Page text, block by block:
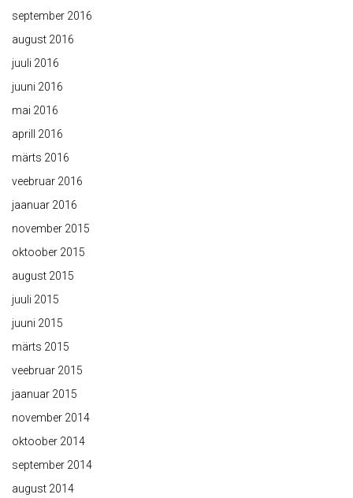
september 2016
august 2016
juuli 2016
juuni 2016
mai 2016
aprill 2016
märts 2016
veebruar 2016
jaanuar 2016
november 2015
oktoober 2015
august 2015
juuli 2015
juuni 2015
märts 2015
veebruar 2015
jaanuar 2015
november 2014
oktoober 2014
september 2014
august 2014